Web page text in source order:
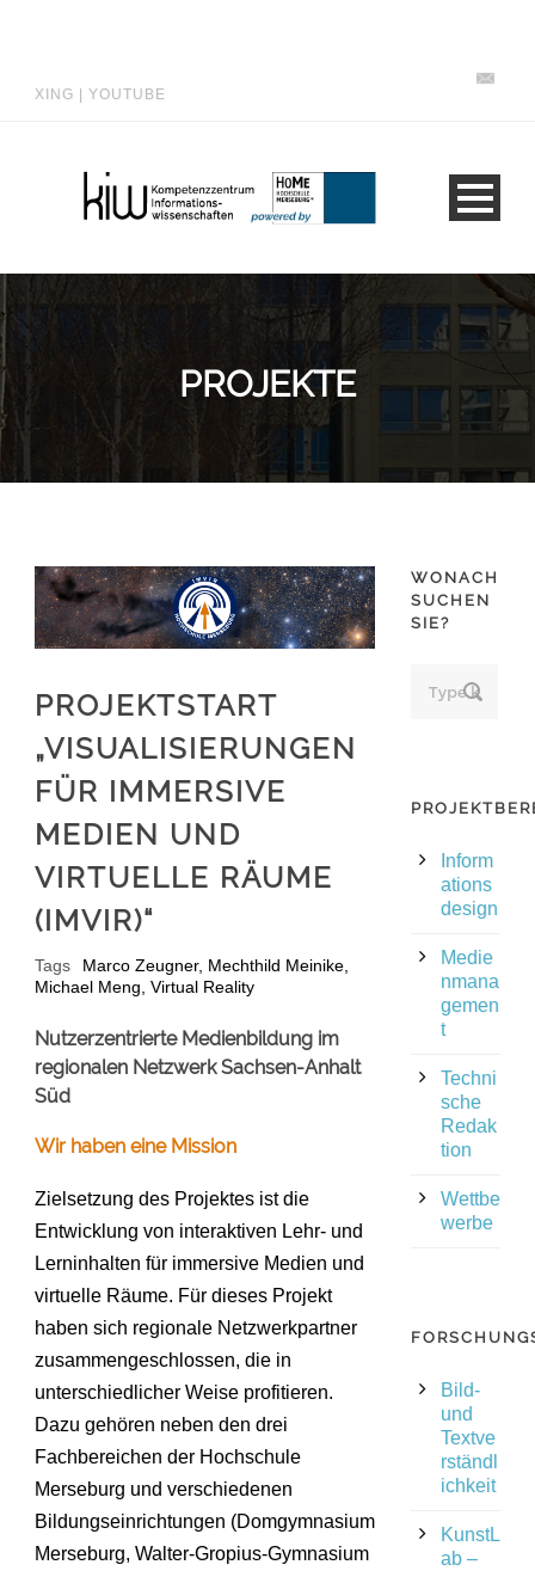
XING YOUTUBE
PROJEKTE
PROJEKTSTART
„VISUALISIERUNGEN
FÜR IMMERSIVE
MEDIEN UND
VIRTUELLE RÄUME
(IMVIR)“
Tags Marco Zeugner, Mechthild Meinike,
Michael Meng, Virtual Reality
Nutzerzentrierte Medienbildung im
regionalen Netzwerk Sachsen-Anhalt
Süd
Wir haben eine Mission
Zielsetzung des Projektes ist die
Entwicklung von interaktiven Lehr- und
Lerninhalten für immersive Medien und
virtuelle Räume. Für dieses Projekt
haben sich regionale Netzwerkpartner
zusammengeschlossen, die in
unterschiedlicher Weise profitieren.
Dazu gehören neben den drei
Fachbereichen der Hochschule
Merseburg und verschiedenen
Bildungseinrichtungen (Domgymnasium
Merseburg, Walter-Gropius-Gymnasium
WONACH
SUCHEN
SIE?
Inform
ations
design
Medie
nmana
gemen
t
Techni
sche
Redak
tion
Wettbe
werbe
Bild-
und
Textve
rständl
ichkeit
KunstL
ab –